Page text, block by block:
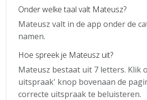
Onder welke taal valt Mateusz?
Mateusz valt in de app onder de
namen.
Hoe spreek je Mateusz uit?
Mateusz bestaat uit 7 letters. Klik
uitspraak' knop bovenaan de
correcte uitspraak te beluisteren.